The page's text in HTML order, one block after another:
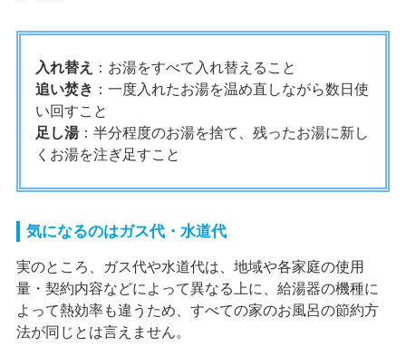
入れ替え
：お湯をすべて入れ替えること
追い焚き ：一度入れたお湯を温め直しながら数日使
い回すこと
足し湯：半分程度のお湯を捨て、残ったお湯に新し
くお湯を注ぎ足すこと
気になるのはガス代・水道代
実のところ、ガス代や水道代は、地域や各家庭の使用
量・契約内容などによって異なる上に、給湯器の機種に
よって熱効率も違うため、すべての家のお風呂の節約方
法が同じとは言えません。